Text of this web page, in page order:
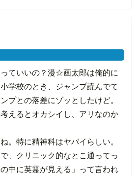
ていいの？漫☆画太郎は俺的に
学校のとき、ジャンプ読んでて
プとの落差にゾッとしたけど。
えるとオカシイし、アリなのか
。特に精神科はヤバイらしい。
、クリニック的なとこ通ってっ
中に英霊が見える」って言われ